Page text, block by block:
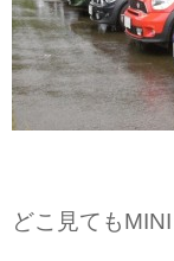
どこ見ても